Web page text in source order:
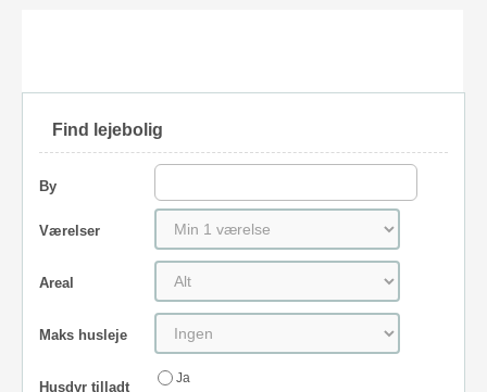
Find lejebolig
By
Værelser
Areal
Maks husleje
Husdyr tilladt
Ja